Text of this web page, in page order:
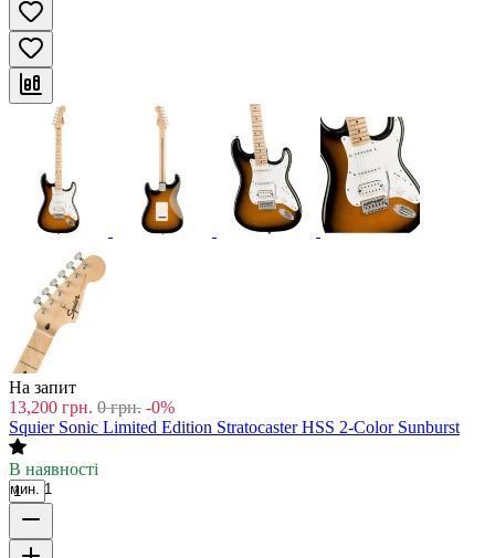
На запит
13,200 грн. 0 грн. -0%
Squier Sonic Limited Edition Stratocaster HSS 2-Color Sunburst
В наявності
мин. 1